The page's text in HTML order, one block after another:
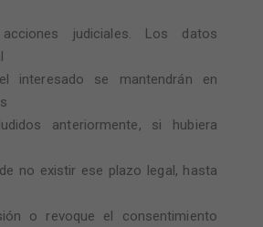
judiciales. Los datos
interesado se mantendrán en
anteriormente, si hubiera
no existir ese plazo legal, hasta
o revoque el consentimiento